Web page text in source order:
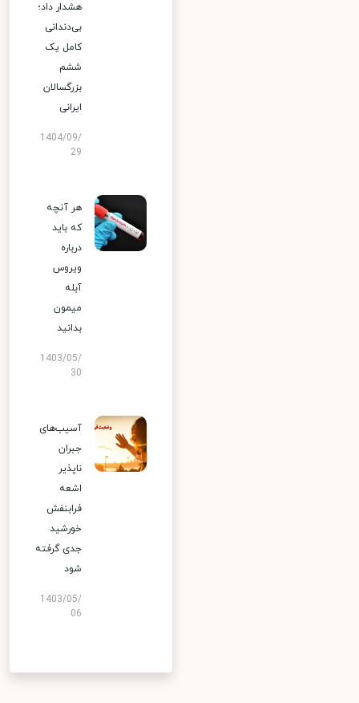
هشدار داد؛
بی‌دندانی
کامل یک
ششم
بزرگسالان
ایرانی
1404/09/
29
هر آنچه
که باید
درباره
ویروس
آبله
میمون
بدانید
1403/05/
30
آسیب‌های
جبران
ناپذیر
اشعه
فرابنفش
خورشید
جدی گرفته
شود
1403/05/
06